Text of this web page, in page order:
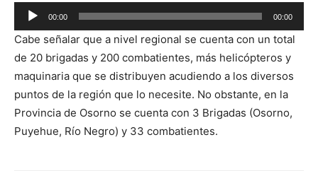
Reproductor
de
audio
00:00 00:00
Cabe señalar que a nivel regional se cuenta con un total
de 20 brigadas y 200 combatientes, más helicópteros y
maquinaria que se distribuyen acudiendo a los diversos
puntos de la región que lo necesite. No obstante, en la
Provincia de Osorno se cuenta con 3 Brigadas (Osorno,
Puyehue, Río Negro) y 33 combatientes.